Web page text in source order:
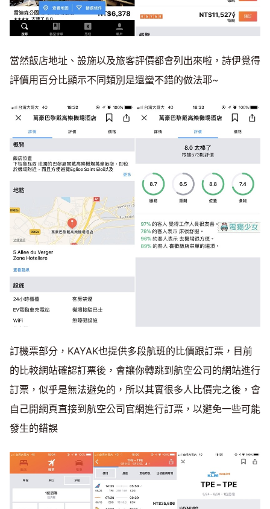
當然飯店地址、設施以及旅客評價都會列出來啦，詩伊覺得
評價用百分比顯示不同類別是還蠻不錯的做法耶~
訂機票部分，KAYAK也提供多段航班的比價跟訂票，目前
的比較網站確認訂票後，會讓你轉跳到航空公司的網站進行
訂票，似乎是無法避免的，所以其實很多人比價完之後，會
自己開網頁直接到航空公司官網進行訂票，以避免一些可能
發生的錯誤